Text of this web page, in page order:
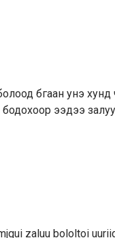
бгаан унэ
ээдээ
zaluu bololtoi